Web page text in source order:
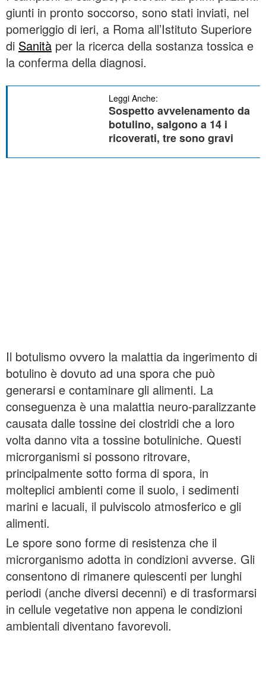
giunti in pronto soccorso, sono stati inviati, nel
pomeriggio di ieri, a Roma all’Istituto Superiore
di Sanità per la ricerca della sostanza tossica e
la conferma della diagnosi.
Leggi Anche:
Sospetto avvelenamento da
botulino, salgono a 14 i
ricoverati, tre sono gravi
Il botulismo ovvero la malattia da ingerimento di
botulino è dovuto ad una spora che può
generarsi e contaminare gli alimenti. La
conseguenza è una malattia neuro-paralizzante
causata dalle tossine dei clostridi che a loro
volta danno vita a tossine botuliniche. Questi
microrganismi si possono ritrovare,
principalmente sotto forma di spora, in
molteplici ambienti come il suolo, i sedimenti
marini e lacuali, il pulviscolo atmosferico e gli
alimenti.
Le spore sono forme di resistenza che il
microrganismo adotta in condizioni avverse. Gli
consentono di rimanere quiescenti per lunghi
periodi (anche diversi decenni) e di trasformarsi
in cellule vegetative non appena le condizioni
ambientali diventano favorevoli.